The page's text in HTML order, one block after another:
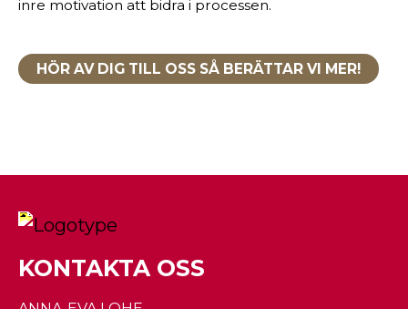
inre motivation att bidra i processen.
HÖR AV DIG TILL OSS SÅ BERÄTTAR VI MER!
KONTAKTA OSS